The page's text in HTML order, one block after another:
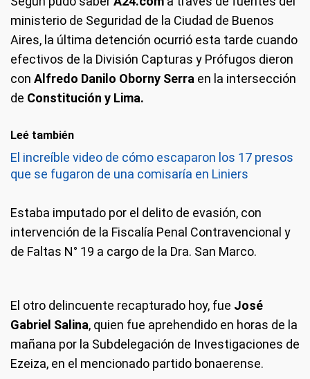
ministerio de Seguridad de la Ciudad de Buenos
Aires, la última detención ocurrió esta tarde cuando
efectivos de la División Capturas y Prófugos dieron
con Alfredo Danilo Oborny Serra en la intersección
de Constitución y Lima.
Leé también
El increíble video de cómo escaparon los 17 presos
que se fugaron de una comisaría en Liniers
Estaba imputado por el delito de evasión, con
intervención de la Fiscalía Penal Contravencional y
de Faltas N° 19 a cargo de la Dra. San Marco.
El otro delincuente recapturado hoy, fue José
Gabriel Salina, quien fue aprehendido en horas de la
mañana por la Subdelegación de Investigaciones de
Ezeiza, en el mencionado partido bonaerense.